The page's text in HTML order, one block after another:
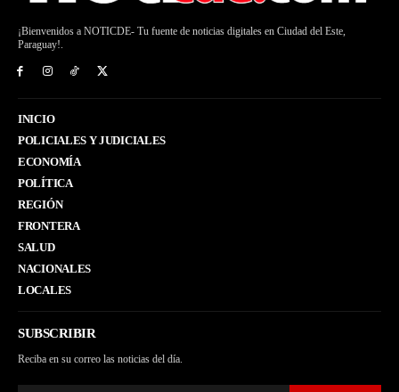
¡Bienvenidos a NOTICDE- Tu fuente de noticias digitales en Ciudad del Este,
Paraguay!.
INICIO
POLICIALES Y JUDICIALES
ECONOMÍA
POLÍTICA
REGIÓN
FRONTERA
SALUD
NACIONALES
LOCALES
SUBSCRIBIR
Reciba en su correo las noticias del día.